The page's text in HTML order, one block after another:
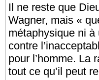
Il ne reste que
Wagner, mais «
métaphysique ni
contre
pour l’homme. La
tout ce qu’il peut